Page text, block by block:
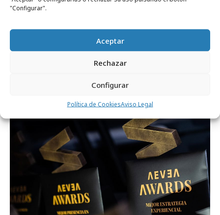
"Configurar".
Aceptar
Rechazar
Configurar
Política de CookiesAviso Legal
Festivales y premios